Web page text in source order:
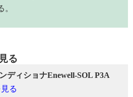
る
ディショナEnewell-SOL P3A
る